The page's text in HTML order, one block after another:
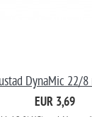
DynaMic 22/8
EUR 3,69